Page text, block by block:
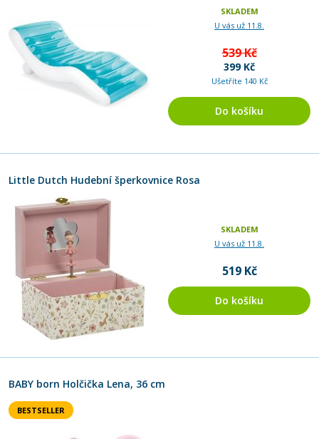
SKLADEM
U vás už 11.8.
539 Kč
399 Kč
Ušetříte 140 Kč
Do košíku
Little Dutch Hudební šperkovnice Rosa
SKLADEM
U vás už 11.8.
519 Kč
Do košíku
BABY born Holčička Lena, 36 cm
BESTSELLER